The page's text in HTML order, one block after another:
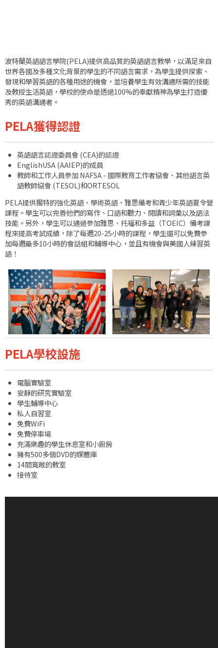
波特蘭英語語言學院(PELA)提供高品質的英語語言教學，以滿足來自
世界各國及多種文化背景的學生的不同語言需求，為學生提供探索、
發現和學習英語的各種用途的機會，並培養學生有效溝通所需的技能
及教授生活英語，學校的使命是透過100%的奉獻精神為學生打造優
秀的英語溝通者。
PELA獲得認證
英語語言認證委員會 (CEA)的認證
EnglishUSA (AAIEP)的成員
教師和工作人員參加 NAFSA - 國際教育工作者協會、其他語言英
語教師協會 (TESOL)和ORTESOL
PELA提供獨特的強化英語、學術英語、雅思備考和青少年英語夏令營
課程。學生可以完善他們的寫作、口語和聽力、閱讀和詞彙以及語法
技能。另外，學生可以通過參加雅思、托福和多益（TOEIC）備考課
程來提高考試成績，除了每週20-25小時的課程，學生還可以免費參
加每週最多10小時的會話組和輔導中心，並且有機會與美國人練習英
語！
PELA學校設施
電腦實驗室
安靜的研究實驗室
學生輔導中心
私人自習室
免費WiFi
免費停車場
充滿樂趣的學生休息室和小廚房
擁有500多個DVD的媒體庫
14間寬敞的教室
接待室